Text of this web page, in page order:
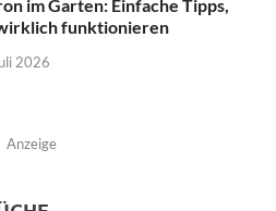
im Garten: Einfache Tipps,
funktionieren
2026
Anzeige